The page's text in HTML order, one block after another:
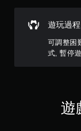
遊玩過程
可調整困
式, 暫停
遊